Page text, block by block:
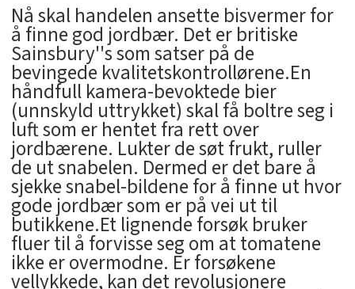
Nå skal handelen ansette bisvermer for
å finne god jordbær. Det er britiske
Sainsbury''s som satser på de
bevingede kvalitetskontrollørene.En
håndfull kamera-bevoktede bier
(unnskyld uttrykket) skal få boltre seg i
luft som er hentet fra rett over
jordbærene. Lukter de søt frukt, ruller
de ut snabelen. Dermed er det bare å
sjekke snabel-bildene for å finne ut hvor
gode jordbær som er på vei ut til
butikkene.Et lignende forsøk bruker
fluer til å forvisse seg om at tomatene
ikke er overmodne. Er forsøkene
vellykkede, kan det revolusjonere